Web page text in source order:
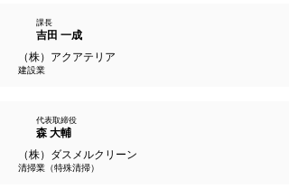
課長
吉田 一成
（株）アクアテリア
建設業
​代表取締役
森 大輔
（株）ダスメルクリーン
清掃業（特殊清掃）